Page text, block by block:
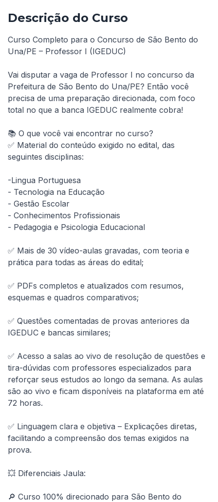
Descrição do Curso
Curso Completo para o Concurso de São Bento do
Una/PE – Professor I (IGEDUC)
Vai disputar a vaga de Professor I no concurso da
Prefeitura de São Bento do Una/PE? Então você
precisa de uma preparação direcionada, com foco
total no que a banca IGEDUC realmente cobra!
📚 O que você vai encontrar no curso?
✅ Material do conteúdo exigido no edital, das
seguintes disciplinas:
-Lingua Portuguesa
- Tecnologia na Educação
- Gestão Escolar
- Conhecimentos Profissionais
- Pedagogia e Psicologia Educacional
✅ Mais de 30 vídeo-aulas gravadas, com teoria e
prática para todas as áreas do edital;
✅ PDFs completos e atualizados com resumos,
esquemas e quadros comparativos;
✅ Questões comentadas de provas anteriores da
IGEDUC e bancas similares;
✅ Acesso a salas ao vivo de resolução de questões e
tira-dúvidas com professores especializados para
reforçar seus estudos ao longo da semana. As aulas
são ao vivo e ficam disponíveis na plataforma em até
72 horas.
✅ Linguagem clara e objetiva – Explicações diretas,
facilitando a compreensão dos temas exigidos na
prova.
💥 Diferenciais Jaula:
🔎 Curso 100% direcionado para São Bento do